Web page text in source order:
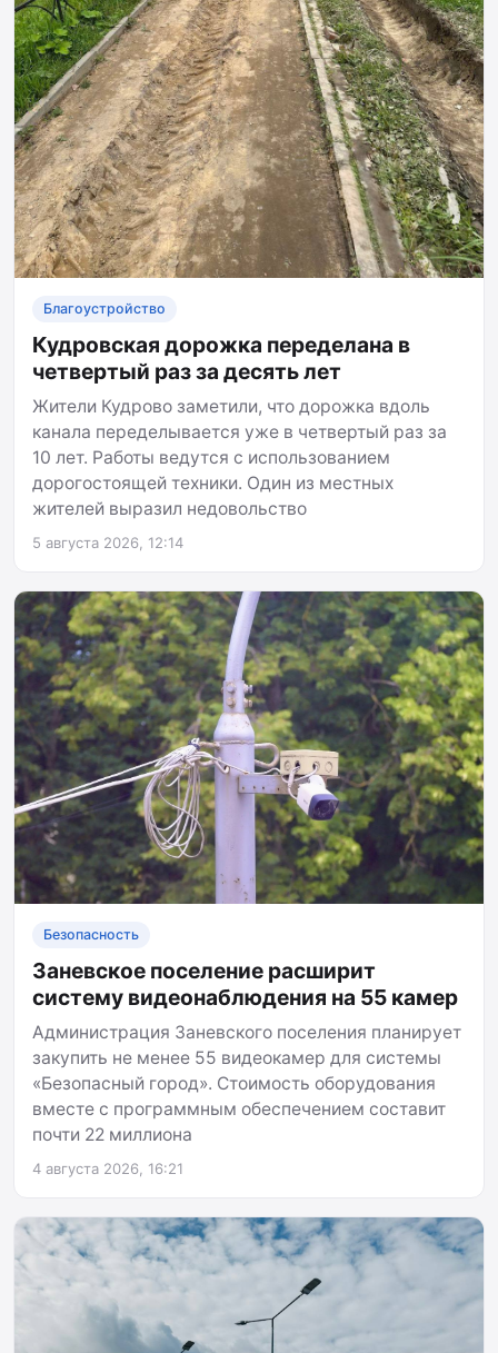
Благоустройство
Кудровская дорожка переделана в
четвертый раз за десять лет
Жители Кудрово заметили, что дорожка вдоль
канала переделывается уже в четвертый раз за
10 лет. Работы ведутся с использованием
дорогостоящей техники. Один из местных
жителей выразил недовольство
5 августа 2026, 12:14
Безопасность
Заневское поселение расширит
систему видеонаблюдения на 55 камер
Администрация Заневского поселения планирует
закупить не менее 55 видеокамер для системы
«Безопасный город». Стоимость оборудования
вместе с программным обеспечением составит
почти 22 миллиона
4 августа 2026, 16:21